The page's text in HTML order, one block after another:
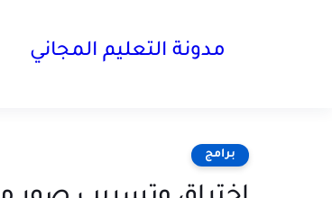
مدونة التعليم المجاني
برامج